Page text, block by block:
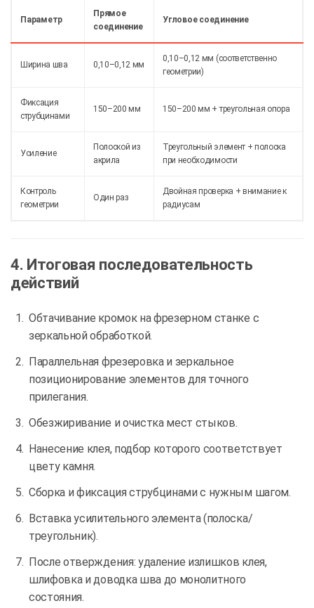
Параметр
Прямое
соединение
Угловое соединение
Ширина шва 0,10–0,12 мм
0,10–0,12 мм (соответственно
геометрии)
Фиксация
струбцинами
150–200 мм 150–200 мм + треугольная опора
Усиление
Полоской из
акрила
Треугольный элемент + полоска
при необходимости
Контроль
геометрии
Один раз
Двойная проверка + внимание к
радиусам
4. Итоговая последовательность
действий
Обтачивание кромок на фрезерном станке с
зеркальной обработкой.
Параллельная фрезеровка и зеркальное
позиционирование элементов для точного
прилегания.
Обезжиривание и очистка мест стыков.
Нанесение клея, подбор которого соответствует
цвету камня.
Сборка и фиксация струбцинами с нужным шагом.
Вставка усилительного элемента (полоска/
треугольник).
После отверждения: удаление излишков клея,
шлифовка и доводка шва до монолитного
состояния.